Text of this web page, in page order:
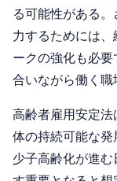
る可能性がある
力するためには
ークの強化も必
合いながら働く職
高齢者雇用安定
体の持続可能な発
少子高齢化が進